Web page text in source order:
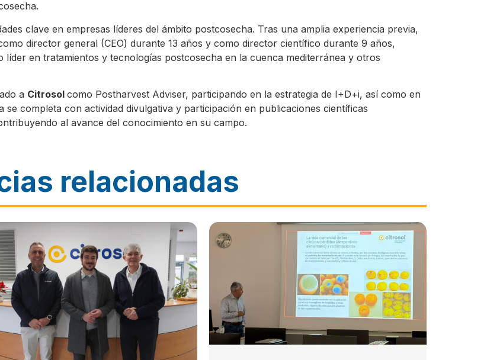
clave en empresas líderes del ámbito postcosecha. Tras una amplia experiencia previa,
director general (CEO) durante 13 años y como director científico durante 9 años,
en tratamientos y tecnologías postcosecha en la cuenca mediterránea y otros
a Citrosol como Postharvest Adviser, participando en la estrategia de I+D+i, así como en
completa con actividad divulgativa y participación en publicaciones científicas
al avance del conocimiento en su campo.
relacionadas